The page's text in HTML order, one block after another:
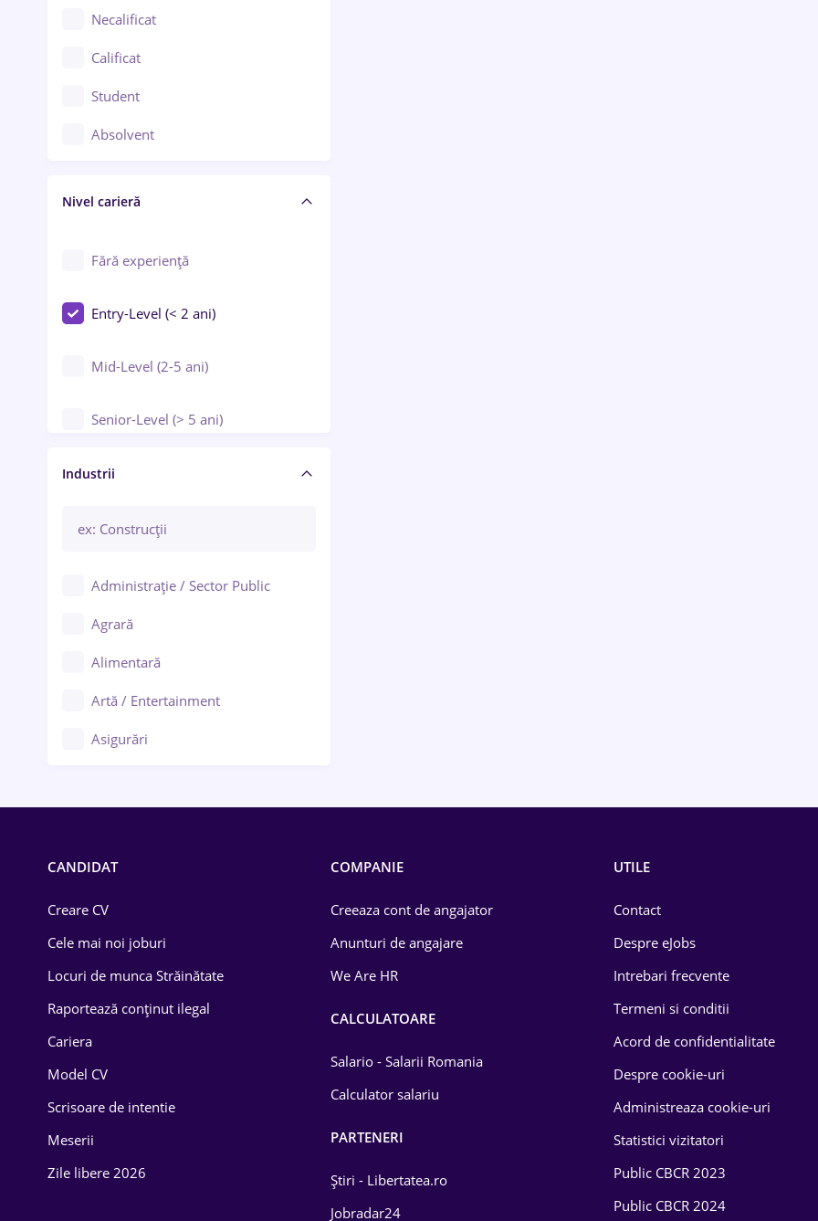
Chimie / Biochimie
Confecții / Design vestimentar
Construcții / Instalații
Controlul calității
Educație / Training / Arte
Necalificat
Calificat
Student
Absolvent
Nivel carieră
Fără experiență
Entry-Level (< 2 ani)
Mid-Level (2-5 ani)
Senior-Level (> 5 ani)
Manager / Executiv
Industrii
Administrație / Sector Public
Agrară
Alimentară
Artă / Entertainment
Asigurări
Drept
Educație / Training
Energetică
Farma
CANDIDAT
Creare CV
Cele mai noi joburi
Locuri de munca Străinătate
Raportează conținut ilegal
Cariera
Model CV
Scrisoare de intentie
Meserii
Zile libere 2026
COMPANIE
Creeaza cont de angajator
Anunturi de angajare
We Are HR
CALCULATOARE
Salario - Salarii Romania
Calculator salariu
PARTENERI
Știri - Libertatea.ro
Jobradar24
UTILE
Contact
Despre eJobs
Intrebari frecvente
Termeni si conditii
Acord de confidentialitate
Despre cookie-uri
Administreaza cookie-uri
Statistici vizitatori
Public CBCR 2023
Public CBCR 2024